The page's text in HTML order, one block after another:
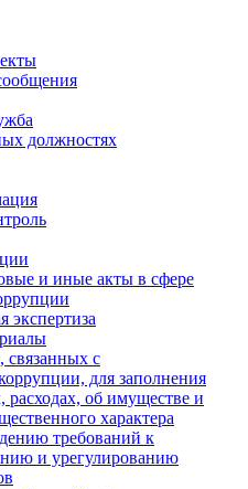
должностях
и иные акты в сфере
экспертиза
с
для заполнения
расходах, об имуществе и
характера
требований к
и урегулированию